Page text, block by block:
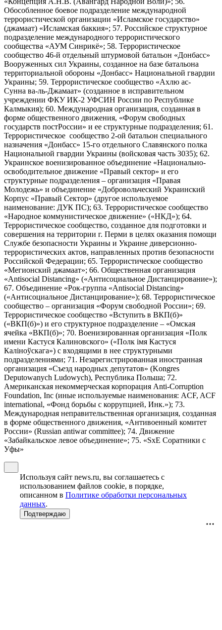
Обособленное боевое подразделение международной
террористической организации «Исламское государство»
(джамаат) «Исламская баккия»; 57. Российское структурное
подразделение международного террористического
сообщества «АУМ Синрикё»; 58. Террористическое
сообщество 46-й отдельный штурмовой батальон «Донбасс»
Вооруженных сил Украины, созданное на базе батальона
территориальной обороны «Донбасс» Национальной гвардии
Украины; 59. Террористическое сообщество «Ахлю ас-
Сунна ва-ль-Джамаат» (созданное в исправительном
учреждении ФКУ ИК-2 УФСИН России по Республике
Калмыкия); 60. Международная организация, созданная в
форме общественного движения, «Форум свободных
государств постРоссии» и ее структурные подразделения; 61.
Террористическое сообщество 2-ой батальон специального
назначения «Донбасс» 15-го отдельного Славянского полка
Национальной гвардии Украины (войсковая часть 3035); 62.
Украинское военизированное объединение «Национально-
освободительное движение «Правый сектор» и его
структурные подразделения – организация «Правая
Молодежь» и объединение «Добровольческий Украинский
Корпус «Правый Сектор» (другое используемое
наименование: ДУК ПС); 63. Террористическое сообщество
«Народное коммунистическое движение» («НКД»); 64.
Террористическое сообщество, созданное для подготовки и
совершения на территории г. Перми в целях оказания помощи
Службе безопасности Украины и Украине диверсионно-
террористических актов, направленных против безопасности
Российской Федерации; 65. Террористическое сообщество
«Мегионский джамаат»; 66. Общественная организация
«Antisocial Distancing» («Антисоциальное Дистанцирование»);
67. Объединение «Рок-группа «Antisocial Distancing»
(«Антисоциальное Дистанцирование»); 68. Террористическое
сообщество – организация «Форум свободной России»; 69.
Террористическое сообщество «Вступить в ВКП(б)»
(«ВКП(б)») и его структурное подразделение – «Омская
ячейка «ВКП(б)»; 70. Военизированная организация «Полк
имени Кастуся Калиновского» («Полк iмя Кастуся
Калiноўскага») с входящими в нее структурными
подразделениями; 71. Незарегистрированная иностранная
организация «Съезд народных депутатов» (Kongres
Deputowanych Ludowych), Республика Польша; 72.
Американская некоммерческая корпорация Anti-Corruption
Foundation, Inc (иные используемые наименования: ACF, ACF
international, «Фонд борьбы с коррупцией, Инк.»); 73.
Международная неправительственная организация, созданная
в форме общественного движения, «Антивоенный комитет
России» (Russian antiwar committee); 74. Движение
«Забайкальское левое объединение»; 75. «SxE Соратники с
Уфы»
Используя сайт news.ru, вы соглашаетесь с
использованием файлов cookie, в порядке,
описанном в Политике обработки персональных
данных.
Подтверждаю